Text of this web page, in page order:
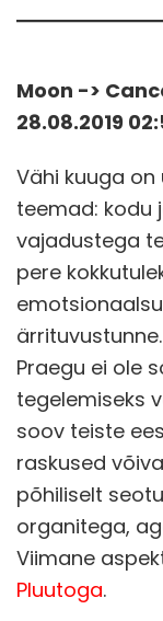
Moon ->
28.08.2019
Vähi kuuga
teemad: kodu
vajadustega
pere
Praegu ei ole
tegelemiseks
soov teiste
raskused
põhiliselt
organitega,
Viimane
Pluutoga.